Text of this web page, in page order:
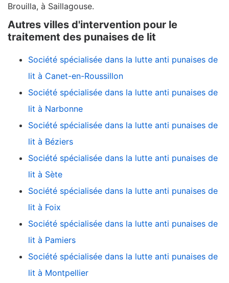
Brouilla, à Saillagouse.
Autres villes d'intervention pour le
traitement des punaises de lit
Société spécialisée dans la lutte anti punaises de
lit à Canet-en-Roussillon
Société spécialisée dans la lutte anti punaises de
lit à Narbonne
Société spécialisée dans la lutte anti punaises de
lit à Béziers
Société spécialisée dans la lutte anti punaises de
lit à Sète
Société spécialisée dans la lutte anti punaises de
lit à Foix
Société spécialisée dans la lutte anti punaises de
lit à Pamiers
Société spécialisée dans la lutte anti punaises de
lit à Montpellier